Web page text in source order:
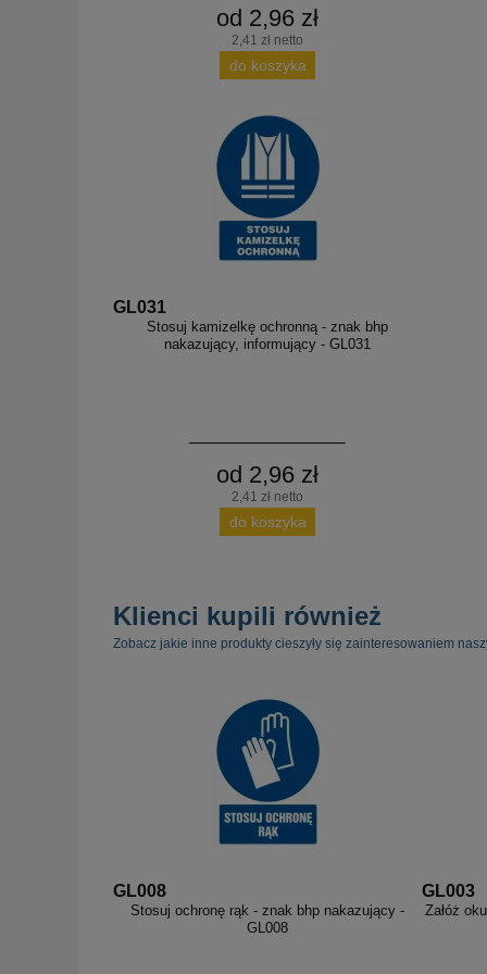
od 2,96 zł
2,41 zł netto
do koszyka
GL031
Stosuj kamizelkę ochronną - znak bhp
nakazujący, informujący - GL031
od 2,96 zł
2,41 zł netto
do koszyka
Klienci kupili również
Zobacz jakie inne produkty cieszyły się zainteresowaniem
GL008
Stosuj ochronę rąk - znak bhp nakazujący -
GL008
GL003
Załóż